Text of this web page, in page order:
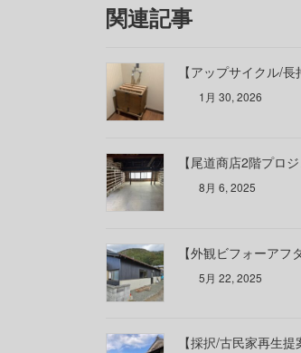
関連記事
【アップサイクル/長
1月 30, 2026
【尾道商店2階プロジ
8月 6, 2025
【外観ビフォーアフ
5月 22, 2025
【採択/古民家再生提